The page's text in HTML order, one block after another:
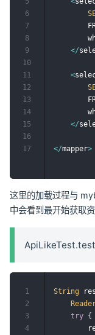
</
<
</
</mapper>
6
7
8
9
10
11
12
13
14
15
16
17
这里的加载过程与
中会看到最开始获取资
String
try {
1
2
3
4